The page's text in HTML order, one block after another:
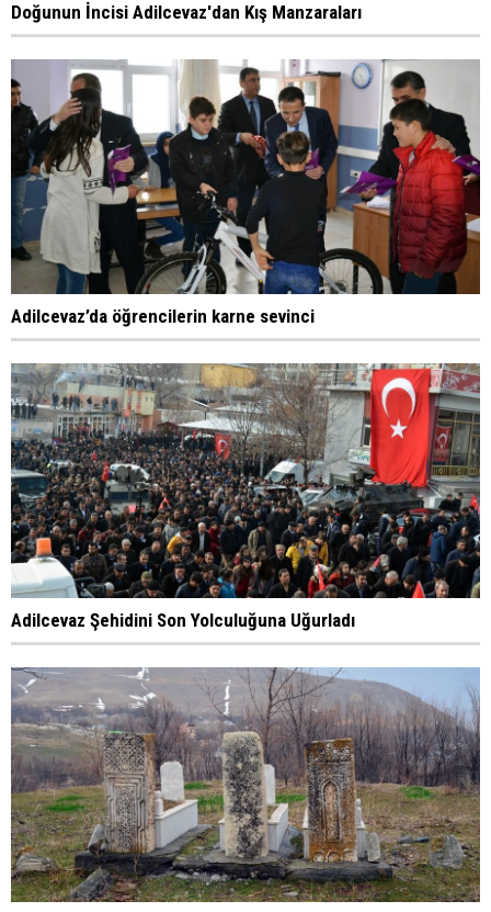
Doğunun İncisi Adilcevaz'dan Kış Manzaraları
Adilcevaz’da öğrencilerin karne sevinci
Adilcevaz Şehidini Son Yolculuğuna Uğurladı